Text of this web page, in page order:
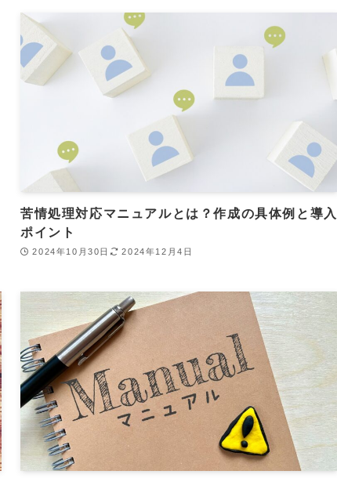
苦情処理対応マニュアルとは？作成の具体例と導入
ポイント
2024年10月30日 2024年12月4日